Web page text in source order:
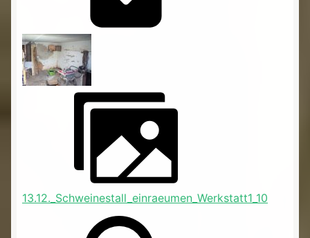
13.12._Schweinestall_einraeumen_Werkstatt1_10